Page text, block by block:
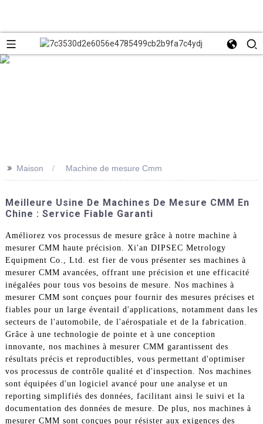
>> Maison Machine de mesure Cmm
Meilleure Usine De Machines De Mesure CMM En
Chine : Service Fiable Garanti
Améliorez vos processus de mesure grâce à notre machine à
mesurer CMM haute précision. Xi'an DIPSEC Metrology
Equipment Co., Ltd. est fier de vous présenter ses machines à
mesurer CMM avancées, offrant une précision et une efficacité
inégalées pour tous vos besoins de mesure. Nos machines à
mesurer CMM sont conçues pour fournir des mesures précises et
fiables pour un large éventail d'applications, notamment dans les
secteurs de l'automobile, de l'aérospatiale et de la fabrication.
Grâce à une technologie de pointe et à une conception
innovante, nos machines à mesurer CMM garantissent des
résultats précis et reproductibles, vous permettant d'optimiser
vos processus de contrôle qualité et d'inspection. Nos machines
sont équipées d'un logiciel avancé pour une analyse et un
reporting simplifiés des données, facilitant ainsi le suivi et la
documentation des données de mesure. De plus, nos machines à
mesurer CMM sont conçues pour résister aux exigences des